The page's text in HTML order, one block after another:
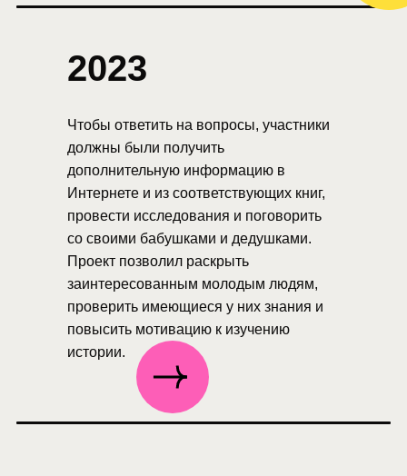
Чтобы ответить на вопросы, участники
должны были получить
дополнительную информацию в
Интернете и из соответствующих книг,
провести исследования и поговорить
со своими бабушками и дедушками.
Проект позволил раскрыть
заинтересованным молодым людям,
проверить имеющиеся у них знания и
повысить мотивацию к изучению
истории.
2023